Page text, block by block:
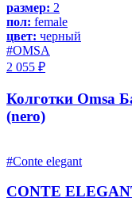
размер: 2
пол: female
цвет: черный
#OMSA
2 055 ₽
Колготки Omsa
(nero)
#Conte elegant
CONTE